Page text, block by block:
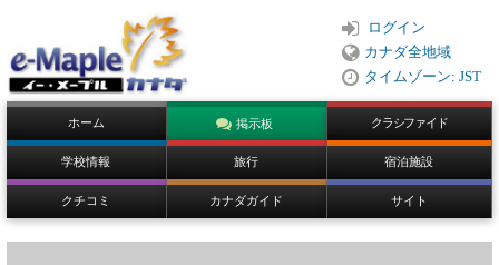
ログイン
カナダ全地域
タイムゾーン: JST
ホーム 掲示板 クラシファイド
学校情報 旅行 宿泊施設
クチコミ カナダガイド サイト